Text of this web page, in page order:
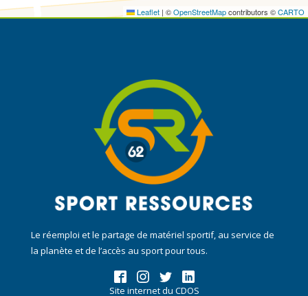
Leaflet | ©OpenStreetMapcontributors ©CARTO
Le réemploi et le partage de matériel sportif, au service de
la planète et de l’accès au sport pour tous.
Site internet du CDOS